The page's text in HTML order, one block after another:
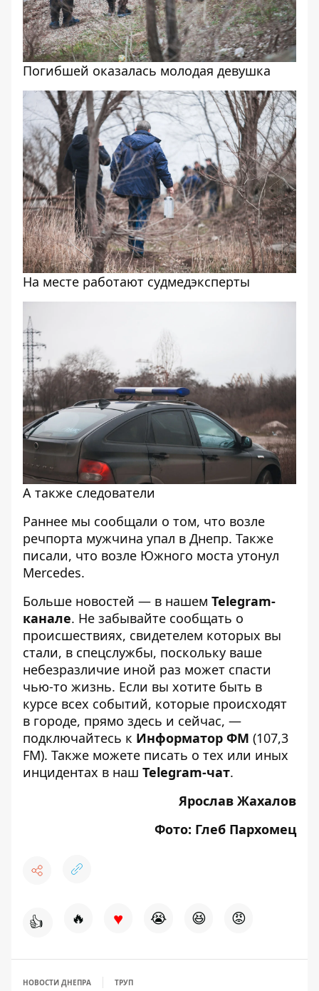
Погибшей оказалась молодая девушка
На месте работают судмедэксперты
А также следователи
Раннее мы сообщали о том, что возле
речпорта мужчина упал в Днепр. Также
писали, что возле Южного моста утонул
Mercedes.
Больше новостей — в нашем Telegram-
канале. Не забывайте сообщать о
происшествиях, свидетелем которых вы
стали, в спецслужбы, поскольку ваше
небезразличие иной раз может спасти
чью-то жизнь. Если вы хотите быть в
курсе всех событий, которые происходят
в городе, прямо здесь и сейчас, —
подключайтесь к Информатор ФМ (107,3
FM). Также можете писать о тех или иных
инцидентах в наш Telegram-чат.
Ярослав Жахалов
Фото: Глеб Пархомец
👍 🔥 ♥ 😭 😆 😡
НОВОСТИ ДНЕПРА ТРУП